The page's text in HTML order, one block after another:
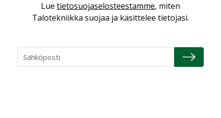
PALOTURVALLISUUS
WAVIN
Lue tietosuojaselosteestamme, miten
Talotekniikka suojaa ja käsittelee tietojasi.